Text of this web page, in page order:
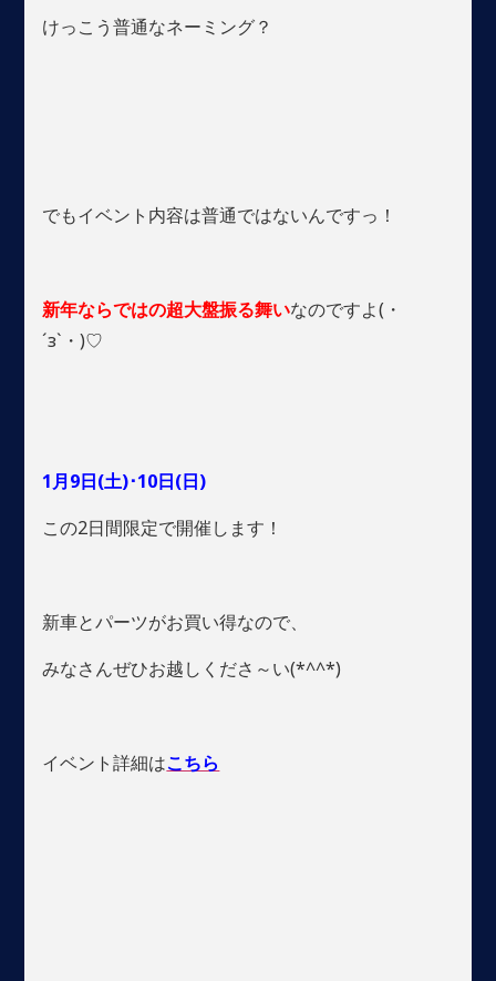
けっこう普通なネーミング？
でもイベント内容は普通ではないんですっ！
新年ならではの超大盤振る舞いなのですよ(・
´з`・)♡
1月9日(土)･10日(日)
この2日間限定で開催します！
新車とパーツがお買い得なので、
みなさんぜひお越しくださ～い(*^^*)
イベント詳細はこちら